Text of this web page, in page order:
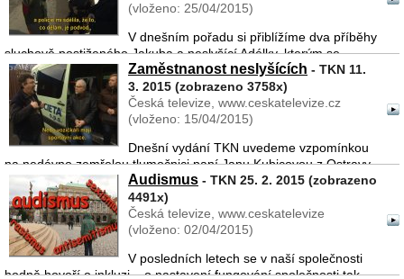
(vloženo: 25/04/2015)
V dnešním pořadu si přiblížíme dva příběhy
sluchově postiženého Jakuba a neslyšící Adélky, kterým se
zkomplikoval život, když přišli o procesor kochleárního implantátu.
Šestnáctiletý Jakub byl po jeho ztrátě naprosto hlu ...
Zaměstnanost neslyšících - TKN 11.
3. 2015 (zobrazeno 3758x)
Česká televize, www.ceskatelevize.cz
(vloženo: 15/04/2015)
Dnešní vydání TKN uvedeme vzpomínkou
na nedávno zemřelou tlumočnici paní Janu Kubicovou z Ostravy,
která vyrůstala mezi neslyšícími, pracovala pro ně, stala se
soudní tlumočnicí a po panu Josefu Zemanovi byla předsedkyní
Komise tl ...
Audismus - TKN 25. 2. 2015 (zobrazeno
4491x)
Česká televize, www.ceskatelevize
(vloženo: 02/04/2015)
V posledních letech se v naší společnosti
hodně hovoří o inkluzi – o nastavení fungování společnosti tak,